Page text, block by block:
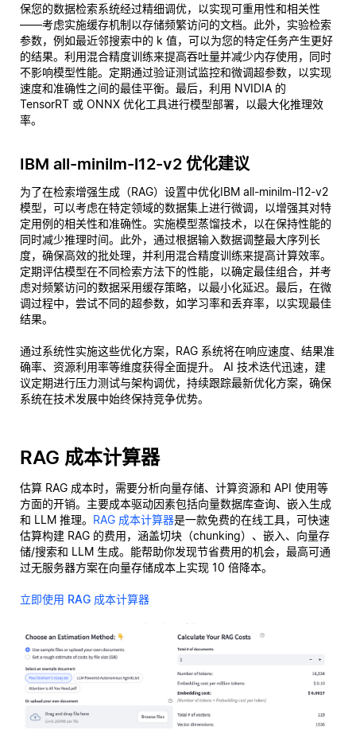
保您的数据检索系统经过精细调优，以实现可重用性和相关性
——考虑实施缓存机制以存储频繁访问的文档。此外，实验检索
参数，例如最近邻搜索中的 k 值，可以为您的特定任务产生更好
的结果。利用混合精度训练来提高吞吐量并减少内存使用，同时
不影响模型性能。定期通过验证测试监控和微调超参数，以实现
速度和准确性之间的最佳平衡。最后，利用 NVIDIA 的
TensorRT 或 ONNX 优化工具进行模型部署，以最大化推理效
率。
IBM all-minilm-l12-v2 优化建议
为了在检索增强生成（RAG）设置中优化IBM all-minilm-l12-v2
模型，可以考虑在特定领域的数据集上进行微调，以增强其对特
定用例的相关性和准确性。实施模型蒸馏技术，以在保持性能的
同时减少推理时间。此外，通过根据输入数据调整最大序列长
度，确保高效的批处理，并利用混合精度训练来提高计算效率。
定期评估模型在不同检索方法下的性能，以确定最佳组合，并考
虑对频繁访问的数据采用缓存策略，以最小化延迟。最后，在微
调过程中，尝试不同的超参数，如学习率和丢弃率，以实现最佳
结果。
通过系统性实施这些优化方案，RAG 系统将在响应速度、结果准
确率、资源利用率等维度获得全面提升。 AI 技术迭代迅速，建
议定期进行压力测试与架构调优，持续跟踪最新优化方案，确保
系统在技术发展中始终保持竞争优势。
RAG 成本计算器
估算 RAG 成本时，需要分析向量存储、计算资源和 API 使用等
方面的开销。主要成本驱动因素包括向量数据库查询、嵌入生成
和 LLM 推理。 RAG 成本计算器是一款免费的在线工具，可快速
估算构建 RAG 的费用，涵盖切块（chunking）、嵌入、向量存
储/搜索和 LLM 生成。能帮助你发现节省费用的机会，最高可通
过无服务器方案在向量存储成本上实现 10 倍降本。
立即使用 RAG 成本计算器